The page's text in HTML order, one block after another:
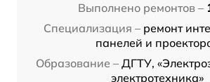
Выполнено ремонтов –
Специализация – ремонт
панелей и
Образование – ДГТУ,
электротехника»